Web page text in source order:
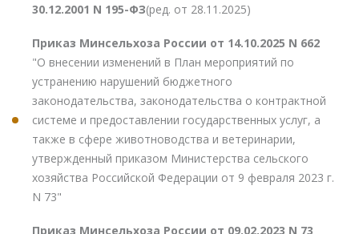
30.12.2001 N 195-ФЗ(ред. от 28.11.2025)
Приказ Минсельхоза России от 14.10.2025 N 662
"О внесении изменений в План мероприятий по
устранению нарушений бюджетного
законодательства, законодательства о контрактной
системе и предоставлении государственных услуг, а
также в сфере животноводства и ветеринарии,
утвержденный приказом Министерства сельского
хозяйства Российской Федерации от 9 февраля 2023 г.
N 73"
Приказ Минсельхоза России от 09.02.2023 N 73